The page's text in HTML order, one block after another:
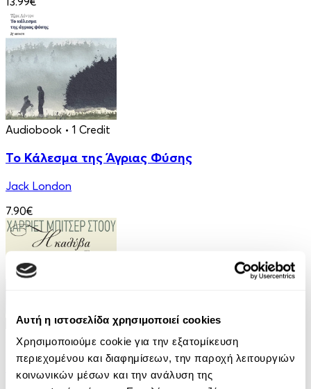
Αυτή η ιστοσελίδα χρησιμοποιεί cookies
Χρησιμοποιούμε cookie για την εξατομίκευση
περιεχομένου και διαφημίσεων, την παροχή λειτουργιών
κοινωνικών μέσων και την ανάλυση της
Audiobook • 1 Credit
Το Κάλεσμα της Άγριας Φύσης
Jack London
7.90€
Audiobook • 1 Credit
Η Καλύβα του Μπαρμπα-Θωμά